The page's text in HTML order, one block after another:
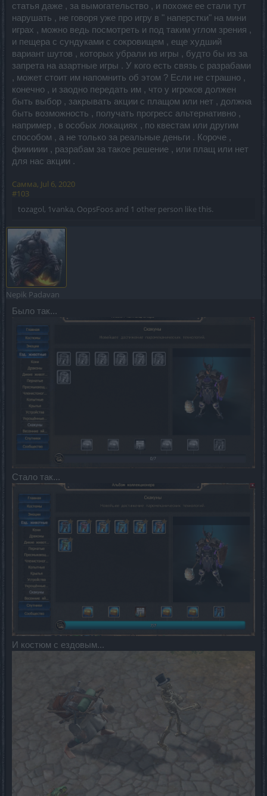
статья даже , за вымогательство , и похоже ее стали тут
нарушать , не говоря уже про игру в " наперстки" на мини
играх , можно ведь посмотреть и под таким углом зрения ,
и пещера с сундуками с сокровищем , еще худший
вариант шутов , которых убрали из игры , будто бы из за
запрета на азартные игры . У кого есть связь с разрабами
, может стоит им напомнить об этом ? Если не страшно ,
конечно , и заодно передать им , что у игроков должен
быть выбор , закрывать акции с плащом или нет , должна
быть возможность , получать прогресс альтернативно ,
например , в особых локациях , по квестам или другим
способом , а не только за реальные деньги . Короче ,
фииииии , разрабам за такое решение , или плащ или нет
для нас акции .
Самма, Jul 6, 2020
#103
tozagol, 1vanka, OopsFoos and 1 other person like this.
Nepik Padavan
Было так...
Стало так...
И костюм с ездовым...